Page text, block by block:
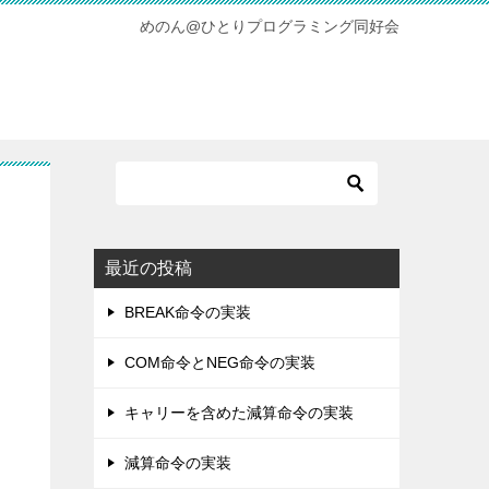
めのん@ひとりプログラミング同好会
最近の投稿
BREAK命令の実装
COM命令とNEG命令の実装
キャリーを含めた減算命令の実装
減算命令の実装